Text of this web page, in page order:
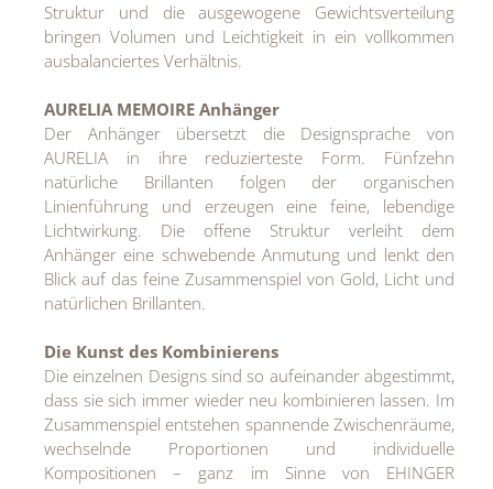
Struktur und die ausgewogene Gewichtsverteilung
bringen Volumen und Leichtigkeit in ein vollkommen
ausbalanciertes Verhältnis.
AURELIA MEMOIRE Anhänger
Der Anhänger übersetzt die Designsprache von
AURELIA in ihre reduzierteste Form. Fünfzehn
natürliche Brillanten folgen der organischen
Linienführung und erzeugen eine feine, lebendige
Lichtwirkung. Die offene Struktur verleiht dem
Anhänger eine schwebende Anmutung und lenkt den
Blick auf das feine Zusammenspiel von Gold, Licht und
natürlichen Brillanten.
Die Kunst des Kombinierens
Die einzelnen Designs sind so aufeinander abgestimmt,
dass sie sich immer wieder neu kombinieren lassen. Im
Zusammenspiel entstehen spannende Zwischenräume,
wechselnde Proportionen und individuelle
Kompositionen – ganz im Sinne von EHINGER